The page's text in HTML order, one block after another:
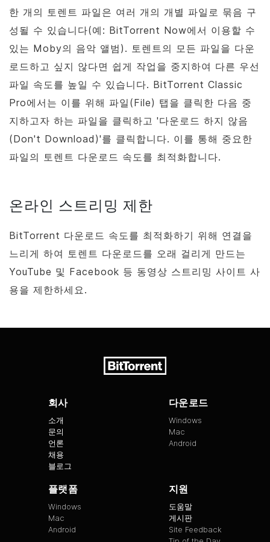
한 개의 토렌트 파일은 여러 개의 개별 파일로 묶음 구
성될 수 있습니다(예: BitTorrent Now에서 이용할 수
있는 Moby의 음악 앨범). 토렌트의 모든 파일을 다운
로드하고 싶지 않다면 쉽게 작업을 중지하여 다른 우선
파일 속도를 높일 수 있습니다. BitTorrent Classic
Pro에서는 이를 위해 파일(File) 탭을 클릭한 다음 중
지하고자 하는 파일을 클릭하고 '다운로드 하지 않음
(Don't Download)'를 클릭합니다. 이를 통해 중요한
파일의 토렌트 다운로드 속도를 최적화합니다.
온라인 스트리밍 제한
BitTorrent 다운로드 속도를 최적화하기 위해 연결을
느리게 하여 토렌트 다운로드를 오래 걸리게 만드는
YouTube 및 Facebook 등 동영상 스트리밍 사이트 사
용을 제한하세요.
회사
소개
문의
언론
채용
블로그
다운로드
Windows
Mac
Android
플랫폼
Windows
Mac
Android
지원
도움말
게시판
Site Feedback